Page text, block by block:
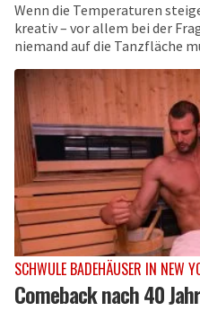
Wenn die Temperaturen
kreativ – vor allem bei der
niemand auf die Tanzfläche
SCHWULE BADEHÄUSER IN NEW
Comeback nach 40